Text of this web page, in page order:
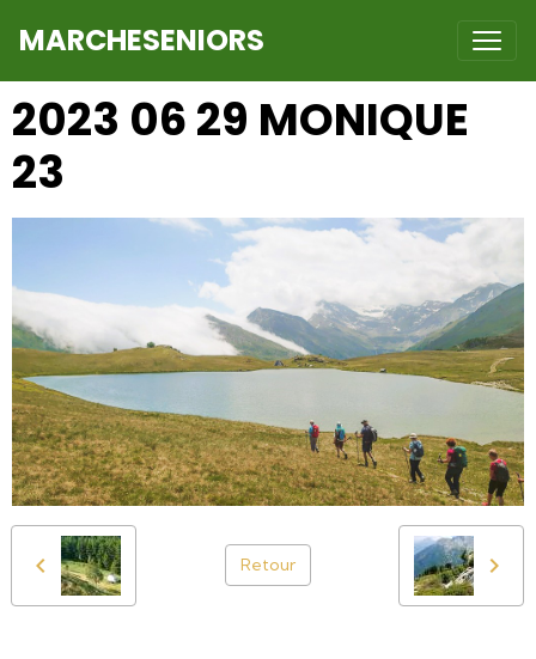
MARCHESENIORS
2023 06 29 MONIQUE
23
Retour